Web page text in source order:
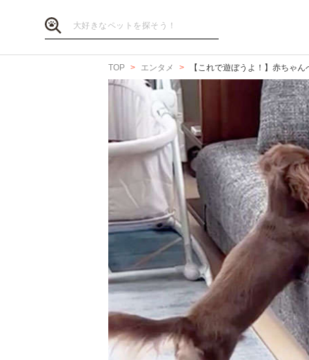
TOP エンタメ 【これで遊ぼうよ！】赤ちゃ